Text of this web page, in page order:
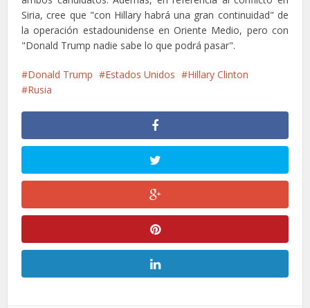
Siria, cree que "con Hillary habrá una gran continuidad" de
la operación estadounidense en Oriente Medio, pero con
"Donald Trump nadie sabe lo que podrá pasar".
Donald Trump Estados Unidos
Hillary Clinton
Rusia